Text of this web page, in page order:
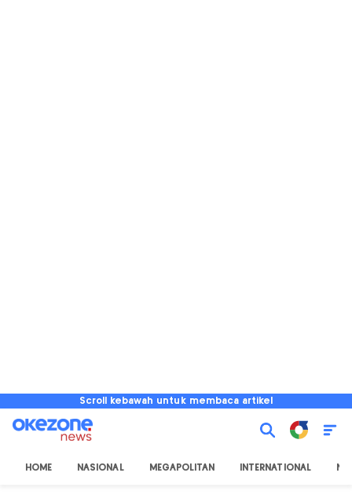
Scroll kebawah untuk membaca artikel
HOME NASIONAL MEGAPOLITAN INTERNATIONAL